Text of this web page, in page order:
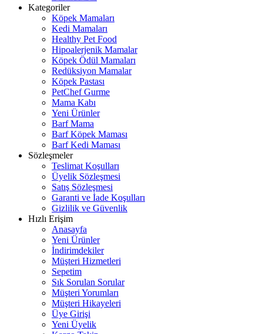
Kategoriler
Köpek Mamaları
Kedi Mamaları
Healthy Pet Food
Hipoalerjenik Mamalar
Köpek Ödül Mamaları
Redüksiyon Mamalar
Köpek Pastası
PetChef Gurme
Mama Kabı
Yeni Ürünler
Barf Mama
Barf Köpek Maması
Barf Kedi Maması
Sözleşmeler
Teslimat Koşulları
Üyelik Sözleşmesi
Satış Sözleşmesi
Garanti ve İade Koşulları
Gizlilik ve Güvenlik
Hızlı Erişim
Anasayfa
Yeni Ürünler
İndirimdekiler
Müşteri Hizmetleri
Sepetim
Sık Sorulan Sorular
Müşteri Yorumları
Müşteri Hikayeleri
Üye Girişi
Yeni Üyelik